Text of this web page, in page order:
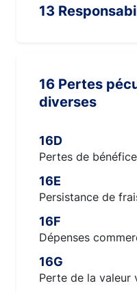
13
16 Pertes pécuniaires
diverses
16D
Pertes de
16E
Persistance de
16F
Dépenses
16G
Perte de la valeur